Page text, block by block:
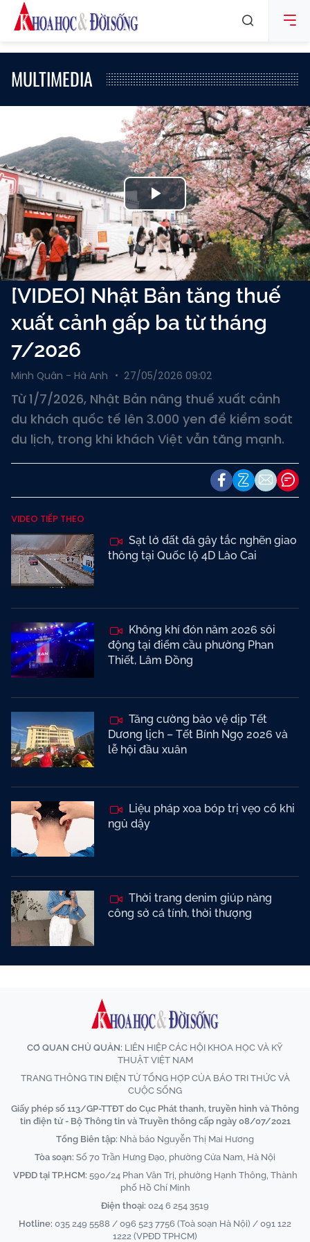
MULTIMEDIA
Play
Video
[VIDEO] Nhật Bản tăng thuế
xuất cảnh gấp ba từ tháng
7/2026
Minh Quân - Hà Anh 27/05/2026 09:02
Từ 1/7/2026, Nhật Bản nâng thuế xuất cảnh
du khách quốc tế lên 3.000 yen để kiểm soát
du lịch, trong khi khách Việt vẫn tăng mạnh.
VIDEO TIẾP THEO
Sạt lở đất đá gây tắc nghẽn giao
thông tại Quốc lộ 4D Lào Cai
Không khí đón năm 2026 sôi
động tại điểm cầu phường Phan
Thiết, Lâm Đồng
Tăng cường bảo vệ dịp Tết
Dương lịch – Tết Bính Ngọ 2026 và
lễ hội đầu xuân
Liệu pháp xoa bóp trị vẹo cổ khi
ngủ dậy
Thời trang denim giúp nàng
công sở cá tính, thời thượng
CƠ QUAN CHỦ QUẢN: LIÊN HIỆP CÁC HỘI KHOA HỌC VÀ KỸ
THUẬT VIỆT NAM
TRANG THÔNG TIN ĐIỆN TỬ TỔNG HỢP CỦA BÁO TRI THỨC VÀ
CUỘC SỐNG
Giấy phép số 113/GP-TTĐT do Cục Phát thanh, truyền hình và Thông
tin điện tử - Bộ Thông tin và Truyền thông cấp ngày 08/07/2021
Tổng Biên tập: Nhà báo Nguyễn Thị Mai Hương
Tòa soạn: Số 70 Trần Hưng Đạo, phường Cửa Nam, Hà Nội
VPĐD tại TP.HCM: 590/24 Phan Văn Trị, phường Hạnh Thông, Thành
phố Hồ Chí Minh
Điện thoại: 024 6 254 3519
Hotline: 035 249 5588 / 096 523 7756 (Toà soạn Hà Nội) / 091 122
1222 (VPĐD TPHCM)